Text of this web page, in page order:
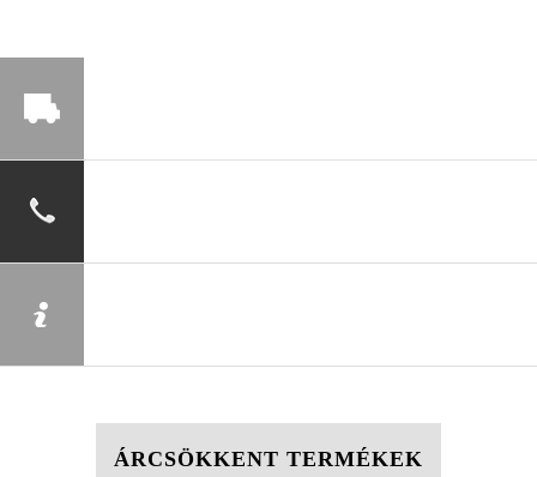
ÁRCSÖKKENT TERMÉKEK